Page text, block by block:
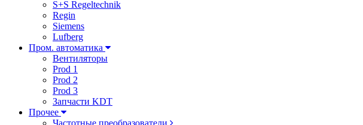
S+S Regeltechnik
Regin
Siemens
Lufberg
Пром. автоматика
Вентиляторы
Prod 1
Prod 2
Prod 3
Запчасти KDT
Прочее
Частотные преобразователи